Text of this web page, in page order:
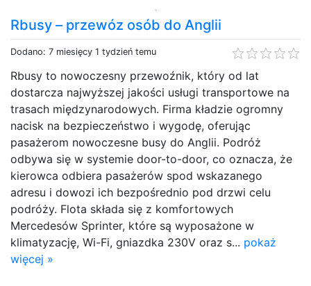
Rbusy – przewóz osób do Anglii
Dodano: 7 miesięcy 1 tydzień temu
Rbusy to nowoczesny przewoźnik, który od lat
dostarcza najwyższej jakości usługi transportowe na
trasach międzynarodowych. Firma kładzie ogromny
nacisk na bezpieczeństwo i wygodę, oferując
pasażerom nowoczesne busy do Anglii. Podróż
odbywa się w systemie door-to-door, co oznacza, że
kierowca odbiera pasażerów spod wskazanego
adresu i dowozi ich bezpośrednio pod drzwi celu
podróży. Flota składa się z komfortowych
Mercedesów Sprinter, które są wyposażone w
klimatyzację, Wi-Fi, gniazdka 230V oraz s... pokaż
więcej »